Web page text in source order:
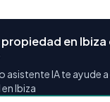
en Ibiza
asistente IA te ayude
Ibiza